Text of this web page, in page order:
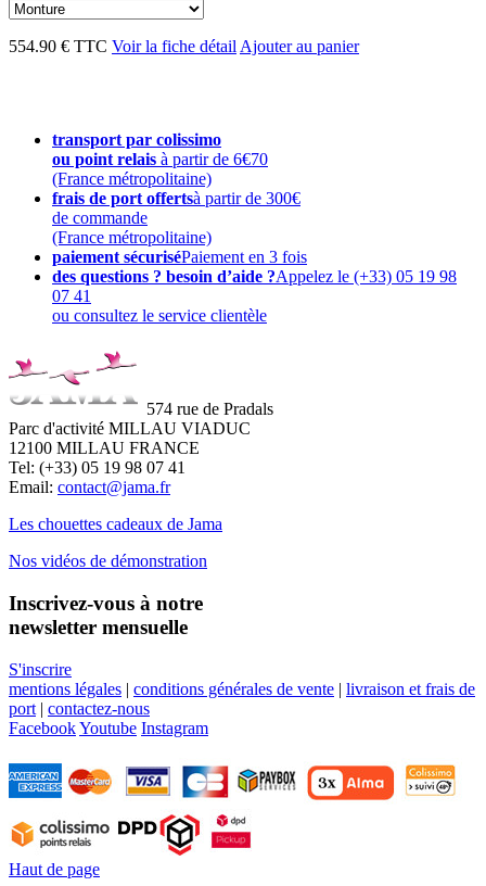
554.90 € TTC Voir la fiche détail Ajouter au panier
transport par colissimo
ou point relais à partir de 6€70
(France métropolitaine)
frais de port offertsà partir de 300€
de commande
(France métropolitaine)
paiement sécuriséPaiement en 3 fois
des questions ? besoin d’aide ?Appelez le (+33) 05 19 98
07 41
ou consultez le service clientèle
574 rue de Pradals
Parc d'activité MILLAU VIADUC
12100 MILLAU FRANCE
Tel: (+33) 05 19 98 07 41
Email: contact@jama.fr
Les chouettes cadeaux de Jama
Nos vidéos de démonstration
Inscrivez-vous à notre
newsletter mensuelle
S'inscrire
mentions légales | conditions générales de vente | livraison et frais de
port | contactez-nous
FacebookYoutube Instagram
Haut de page